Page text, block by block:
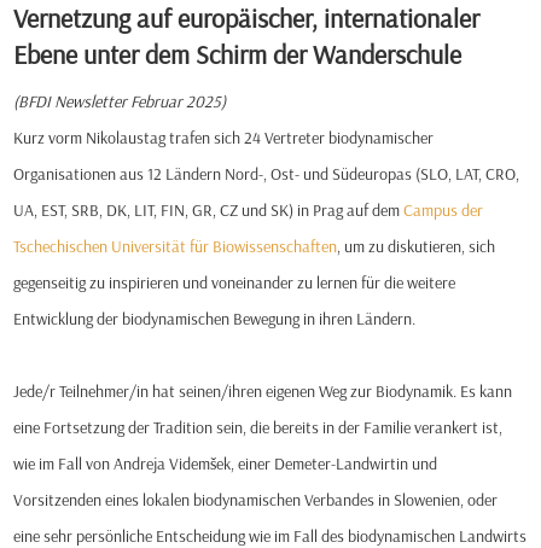
Vernetzung auf europäischer, internationaler
Ebene unter dem Schirm der Wanderschule
(BFDI Newsletter Februar 2025)
Kurz vorm Nikolaustag trafen sich 24 Vertreter biodynamischer
Organisationen aus 12 Ländern Nord-, Ost- und Südeuropas (SLO, LAT, CRO,
UA, EST, SRB, DK, LIT, FIN, GR, CZ und SK) in Prag auf demCampus der
Tschechischen Universität für Biowissenschaften, um zu diskutieren, sich
gegenseitig zu inspirieren und voneinander zu lernen für die weitere
Entwicklung der biodynamischen Bewegung in ihren Ländern.
Jede/r Teilnehmer/in hat seinen/ihren eigenen Weg zur Biodynamik. Es kann
eine Fortsetzung der Tradition sein, die bereits in der Familie verankert ist,
wie im Fall von Andreja Videmšek, einer Demeter-Landwirtin und
Vorsitzenden eines lokalen biodynamischen Verbandes in Slowenien, oder
eine sehr persönliche Entscheidung wie im Fall des biodynamischen Landwirts